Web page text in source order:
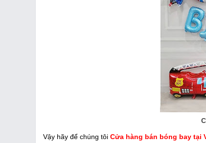
Vậy hãy để chúng tôi Cửa hàng bán bóng bay tại